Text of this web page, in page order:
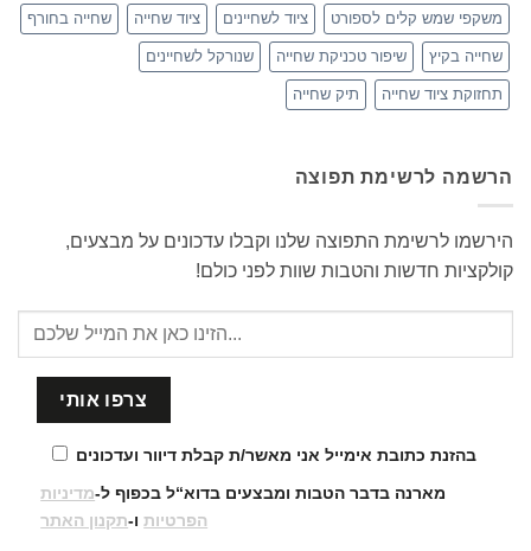
משקפי שמש קלים לספורט ציוד לשחיינים ציוד שחייה שחייה בחורף
שחייה בקיץ שיפור טכניקת שחייה שנורקל לשחיינים
תחזוקת ציוד שחייה תיק שחייה
הרשמה לרשימת תפוצה
הירשמו לרשימת התפוצה שלנו וקבלו עדכונים על מבצעים,
קולקציות חדשות והטבות שוות לפני כולם!
בהזנת כתובת אימייל אני מאשר/ת קבלת דיוור ועדכונים
מארנה בדבר הטבות ומבצעים בדוא“ל בכפוף ל-מדיניות
הפרטיותו-תקנון האתר